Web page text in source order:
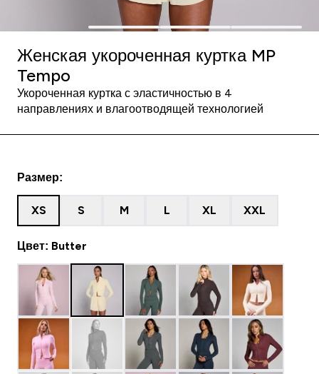
Женская укороченная куртка MP
Tempo
Укороченная куртка с эластичностью в 4
направлениях и влагоотводящей технологией
Размер:
XS S M L XL XXL
Цвет: Butter